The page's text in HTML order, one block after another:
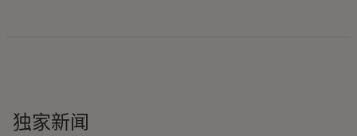
独家新闻